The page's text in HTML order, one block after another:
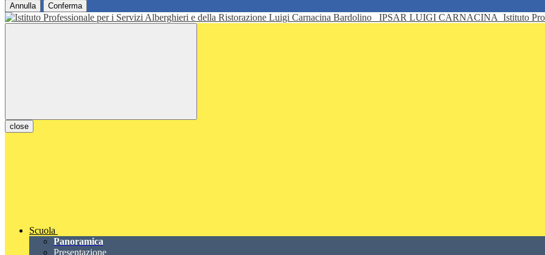
Annulla Conferma
IPSAR LUIGI CARNACINA Istituto
close
Scuola
Panoramica
Presentazione